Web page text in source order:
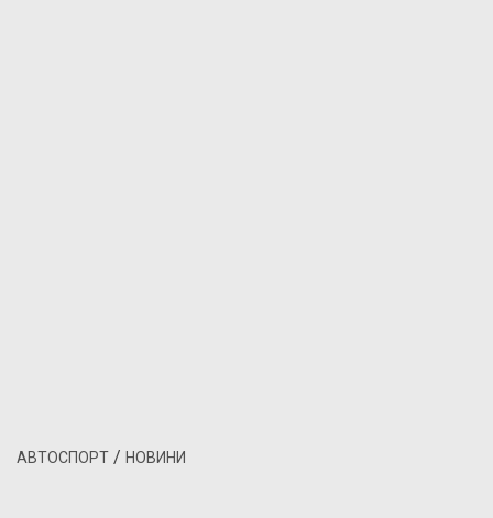
АВТОСПОРТ / НОВИНИ